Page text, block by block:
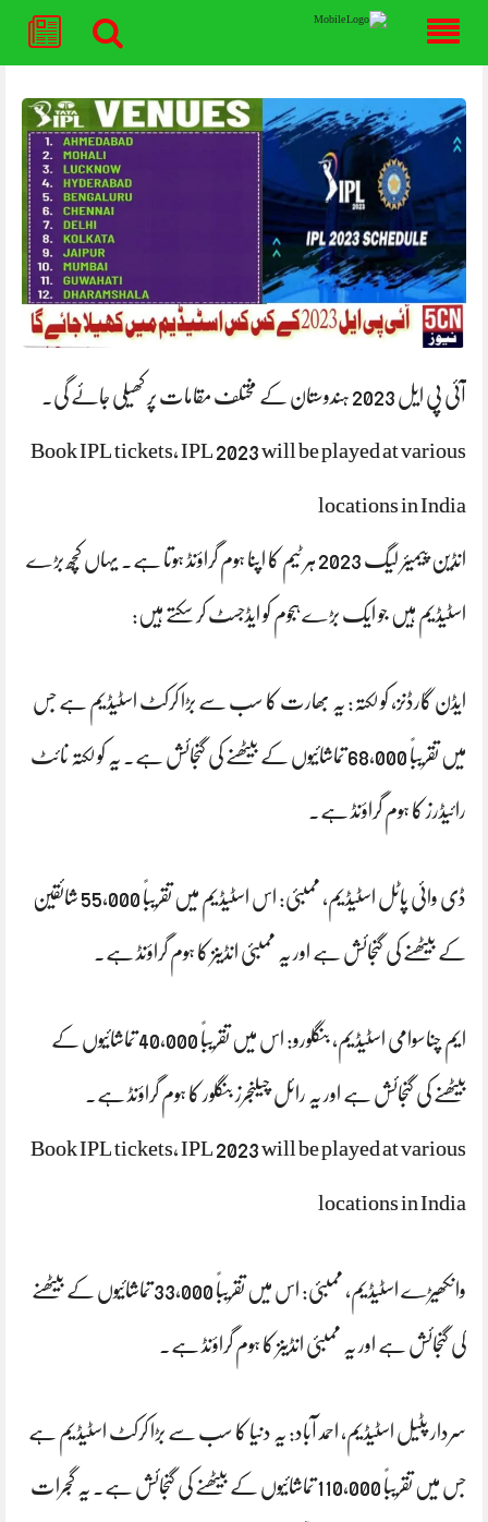
content
آئی پی ایل 2023 ہندوستان کے مختلف مقامات پر کھیلی جائے گی.
Book IPL tickets, IPL 2023 will be played at various
locations in India
انڈین پیمیئر لیگ 2023 ہر ٹیم کا اپنا ہوم گراؤنڈ ہوتا ہے۔ یہاں کچھ بڑے
اسٹیڈیم ہیں جو ایک بڑے ہجوم کو ایڈجسٹ کر سکتے ہیں:
ایڈن گارڈنز، کولکتہ: یہ بھارت کا سب سے بڑا کرکٹ اسٹیڈیم ہے جس
میں تقریباً 68,000 تماشائیوں کے بیٹھنے کی گنجائش ہے۔ یہ کولکتہ نائٹ
رائیڈرز کا ہوم گراؤنڈ ہے۔
ڈی وائی پاٹل اسٹیڈیم، ممبئی: اس اسٹیڈیم میں تقریباً 55,000 شائقین
کے بیٹھنے کی گنجائش ہے اور یہ ممبئی انڈینز کا ہوم گراؤنڈ ہے۔
ایم چناسوامی اسٹیڈیم، بنگلورو: اس میں تقریباً 40,000 تماشائیوں کے
بیٹھنے کی گنجائش ہے اور یہ رائل چیلنجرز بنگلور کا ہوم گراؤنڈ ہے۔
Book IPL tickets, IPL 2023 will be played at various
locations in India
وانکھیڑے اسٹیڈیم، ممبئی: اس میں تقریباً 33,000 تماشائیوں کے بیٹھنے
کی گنجائش ہے اور یہ ممبئی انڈینز کا ہوم گراؤنڈ ہے۔
سردار پٹیل اسٹیڈیم، احمد آباد: یہ دنیا کا سب سے بڑا کرکٹ اسٹیڈیم ہے
جس میں تقریباً 110,000 تماشائیوں کے بیٹھنے کی گنجائش ہے۔ یہ گجرات